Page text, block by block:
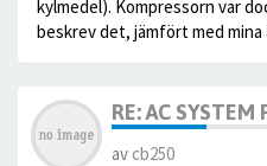
kylmedel). Kompressorn var
beskrev det, jämfört med mina
RE: AC SYSTEM
av cb250